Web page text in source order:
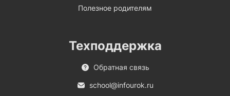
Полезное родителям
Техподдержка
Обратная связь
school@infourok.ru